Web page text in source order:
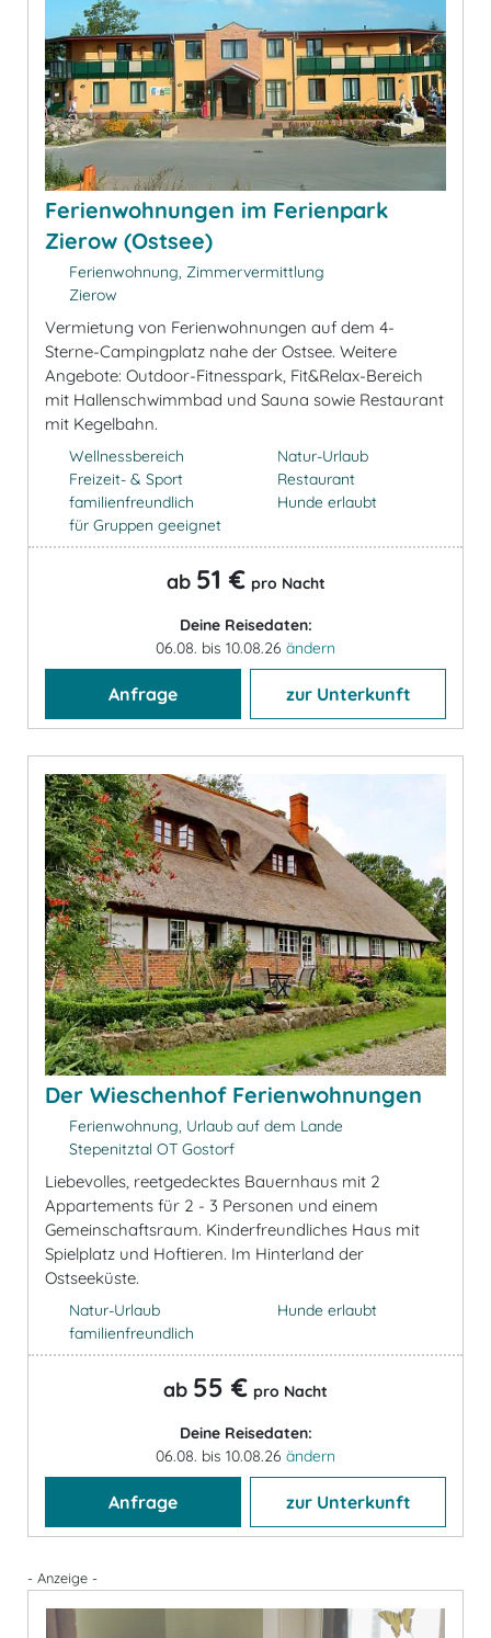
Ferienwohnungen im Ferienpark
Zierow (Ostsee)
Ferienwohnung, Zimmervermittlung
Zierow
Vermietung von Ferienwohnungen auf dem 4-
Sterne-Campingplatz nahe der Ostsee. Weitere
Angebote: Outdoor-Fitnesspark, Fit&Relax-Bereich
mit Hallenschwimmbad und Sauna sowie Restaurant
mit Kegelbahn.
Wellnessbereich
Freizeit- & Sport
familienfreundlich
für Gruppen geeignet
Natur-Urlaub
Restaurant
Hunde erlaubt
ab 51 € pro Nacht
Deine Reisedaten:
06.08. bis 10.08.26 ändern
Anfrage zur Unterkunft
Der Wieschenhof Ferienwohnungen
Ferienwohnung, Urlaub auf dem Lande
Stepenitztal OT Gostorf
Liebevolles, reetgedecktes Bauernhaus mit 2
Appartements für 2 - 3 Personen und einem
Gemeinschaftsraum. Kinderfreundliches Haus mit
Spielplatz und Hoftieren. Im Hinterland der
Ostseeküste.
Natur-Urlaub
familienfreundlich
Hunde erlaubt
ab 55 € pro Nacht
Deine Reisedaten:
06.08. bis 10.08.26 ändern
Anfrage zur Unterkunft
- Anzeige -